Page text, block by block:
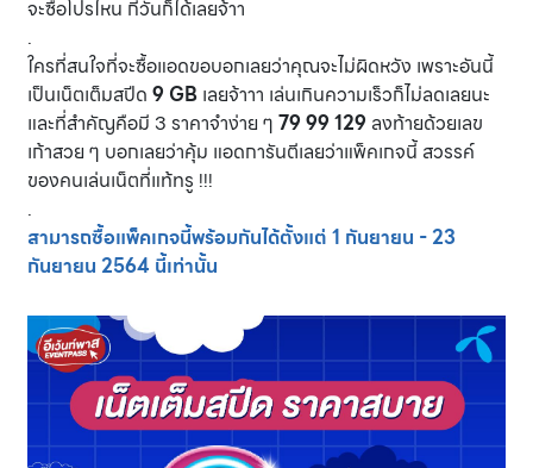
จะซื้อโปรไหน กี่วันก็ได้เลยจ้าา
.
ใครที่สนใจที่จะซื้อแอดขอบอกเลยว่าคุณจะไม่ผิดหวัง เพราะอันนี้
เป็นเน็ตเต็มสปีด 9 GB เลยจ้าาา เล่นเกินความเร็วก็ไม่ลดเลยนะ
และที่สำคัญคือมี 3 ราคาจำง่าย ๆ 79 99 129 ลงท้ายด้วยเลข
เก้าสวย ๆ บอกเลยว่าคุ้ม แอดการันตีเลยว่าแพ็คเกจนี้ สวรรค์
ของคนเล่นเน็ตที่แท้ทรู !!!
.
สามารถซื้อแพ็คเกจนี้พร้อมกันได้ตั้งแต่ 1 กันยายน - 23
กันยายน 2564 นี้เท่านั้น